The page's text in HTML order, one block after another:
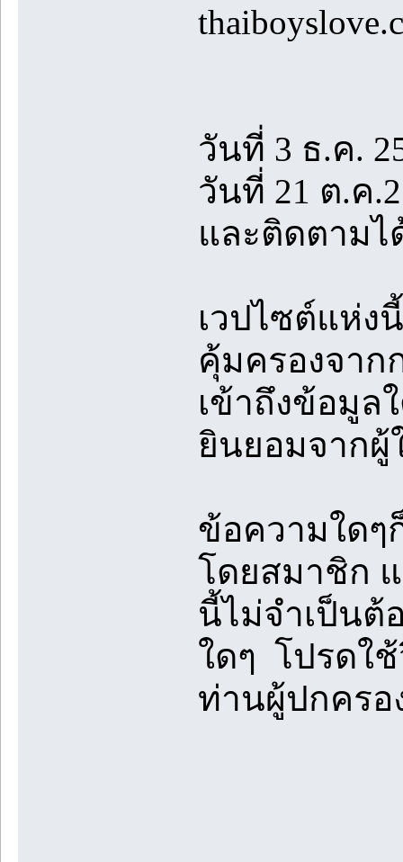
วันที่ 3 ธ.ค.
วันที่ 21 ต.ค
และติดตามไ
เวปไซต์แห่ง
คุ้มครองจาก
เข้าถึงข้อมูล
ยินยอมจากผู้
ข้อความใดๆ
โดยสมาชิก
นี้ไม่จำเป็นต้
ใดๆ โปรดใ
ท่านผู้ปกครอ